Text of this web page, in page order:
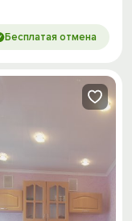
Бесплатая отмена